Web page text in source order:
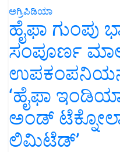
ಅಗ್ರಿಪಿಡಿಯಾ
ಹೈಫಾ ಗುಂಪು
ಸಂಪೂರ್ಣ
‘ಹೈಫಾ
ಅಂಡ್
ಲಿಮಿಟೆಡ್’